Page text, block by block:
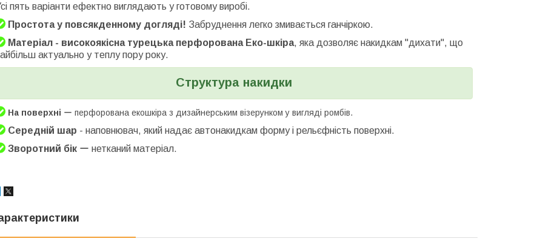
пять варіанти ефектно виглядають у готовому виробі.
Простота у повсякденному догляді! Забруднення легко змивається ганчіркою.
Матеріал - високоякісна турецька перфорована Еко-шкіра, яка дозволяє накидкам "дихати", що
актуально у теплу пору року.
Структура накидки
На поверхні ー перфорована екошкіра з дизайнерським візерунком у вигляді ромбів.
Середній шар - наповнювач, який надає автонакидкам форму і рельєфність поверхні.
Зворотний бік ー нетканий матеріал.